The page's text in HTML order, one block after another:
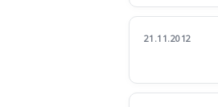
21.11.2012